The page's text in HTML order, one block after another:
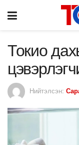
Токио
Нийтэлсэн: